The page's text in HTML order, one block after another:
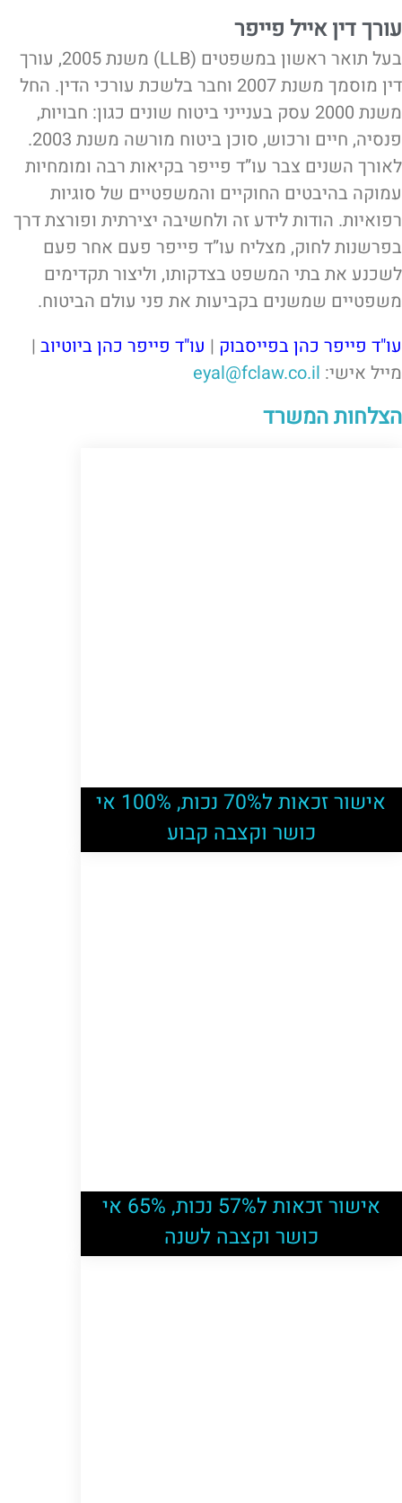
עורך דין אייל פייפר
בעל תואר ראשון במשפטים (LLB) משנת 2005, עורך
דין מוסמך משנת 2007 וחבר בלשכת עורכי הדין. החל
משנת 2000 עסק בענייני ביטוח שונים כגון: חבויות,
פנסיה, חיים ורכוש, סוכן ביטוח מורשה משנת 2003.
לאורך השנים צבר עו”ד פייפר בקיאות רבה ומומחיות
עמוקה בהיבטים החוקיים והמשפטיים של סוגיות
רפואיות. הודות לידע זה ולחשיבה יצירתית ופורצת דרך
בפרשנות לחוק, מצליח עו”ד פייפר פעם אחר פעם
לשכנע את בתי המשפט בצדקותו, וליצור תקדימים
משפטיים שמשנים בקביעות את פני עולם הביטוח.
עו"ד פייפר כהן בפייסבוק | עו"ד פייפר כהן ביוטיוב |
מייל אישי: eyal@fclaw.co.il
הצלחות המשרד
אישור זכאות ל70% נכות, 100% אי
כושר וקצבה קבוע
אישור זכאות ל57% נכות, 65% אי
כושר וקצבה לשנה